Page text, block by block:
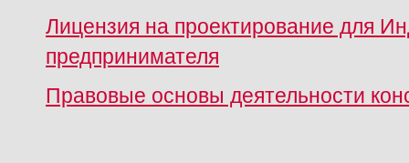
Лицензия на проектирование для
предпринимателя
Правовые основы деятельности